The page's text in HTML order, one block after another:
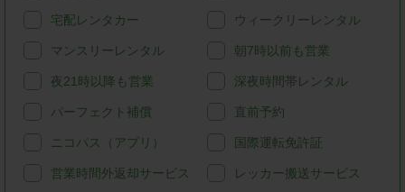
宅配レンタカー ウィークリーレンタル
マンスリーレンタル 朝7時以前も営業
夜21時以降も営業 深夜時間帯レンタル
パーフェクト補償 直前予約
ニコパス（アプリ） 国際運転免許証
営業時間外返却サービス レッカー搬送サービス